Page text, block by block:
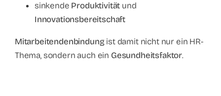
sinkende Produktivität und
Innovationsbereitschaft
Mitarbeitendenbindungist damit nicht nur ein HR-
Thema, sondern auch ein Gesundheitsfaktor.